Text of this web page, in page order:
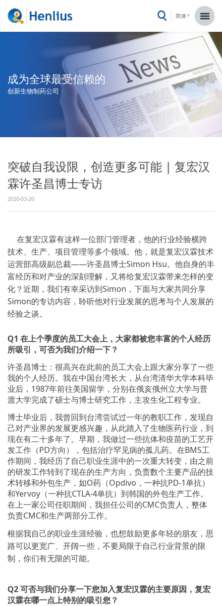
简体
成为全球最受信赖的
创新生物制药公司
突破自我设限，创造更多可能 | 复宏汉
霖许圣昌博士专访
2020-03-20
在复宏汉霖有这样一位部门管理者，他的行业经验横跨
技术、生产、项目管理等多个领域。他，就是复宏汉霖技术
运营部高级副总裁——许圣昌博士Simon Hsu。他自身的丰
富经历和对产业的深刻理解，又将给复宏汉霖带来怎样的变
化？近期，我们有幸采访到Simon，下面与大家共同分享
Simon的专访内容，聆听他对行业发展的思考与个人发展的
经验之谈。
Q1 在上个季度的员工大会上，大家都被您丰富的个人经历
所吸引，可否为我们介绍一下？
许圣昌博士：很高兴在此前的员工大会上跟大家分享了一些
我的个人经历。我在中国台湾长大，从台湾清华大学本科毕
业后，1987年前往美国留学，分别在俄亥俄州立大学与普
渡大学完成了硕士与博士研究工作，主攻生化工程专业。
博士毕业后，我曾回到台湾尝试过一年的教职工作，发现自
己对产业界的发展更感兴趣，从此踏入了生物医药行业，到
现在有二十多年了。早期，我做过一些抗体和疫苗的工艺开
发工作（PD方向），包括治疗罕见病的孤儿药。在BMS工
作期间，我经历了自己职业生涯中的一次重大转变，由之前
的研发工作转到了现在的生产方向，负责数个主要产品的技
术转移和外包生产，如O药（Opdivo，一种抗PD-1单抗）
和Yervoy（一种抗CTLA-4单抗）到韩国的外包生产工作。
在上一家公司任职期间，我担任公司的CMC负责人，整体
负责CMC和生产两部分工作。
根据我自己的职业生涯经验，也想鼓励更多年轻的朋友，思
路可以更宽广、开阔一些，不要局限于自己行业背景的限
制，你们有无限的可能。
Q2可否与我们分享一下您加入复宏汉霖的主要原因，复宏
汉霖在哪一点上特别的吸引您？